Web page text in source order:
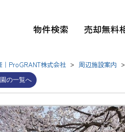
物件検索 売却無料
ProGRANT株式会社 > 周辺施設案内 >
の一覧へ